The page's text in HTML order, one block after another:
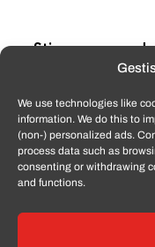
We use technologies like
information. We do this to
(non-) personalized ads.
process data such as
consenting or withdrawing
and functions.
Stiamo
smartphone
di tutte le